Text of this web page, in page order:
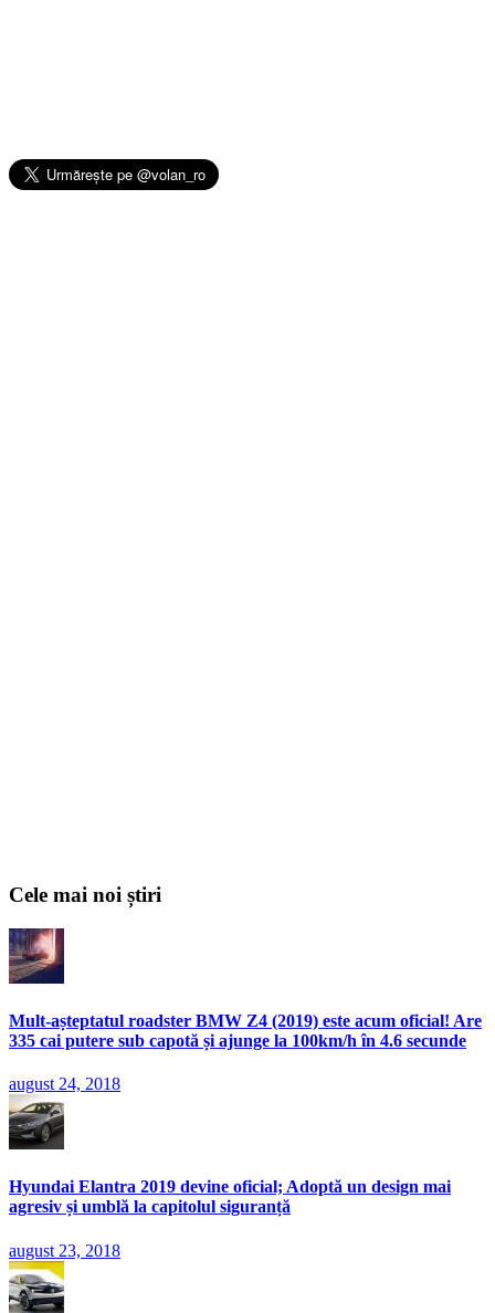
Cele mai noi știri
Mult-așteptatul roadster BMW Z4 (2019) este acum oficial! Are
335 cai putere sub capotă și ajunge la 100km/h în 4.6 secunde
august 24, 2018
Hyundai Elantra 2019 devine oficial; Adoptă un design mai
agresiv și umblă la capitolul siguranță
august 23, 2018